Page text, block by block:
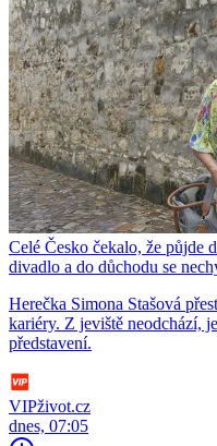
Celé Česko čekalo, že půjde
divadlo a do důchodu se
Herečka Simona Stašová
kariéry. Z jeviště neodchází,
představení.
VIPživot.cz
dnes, 07:05